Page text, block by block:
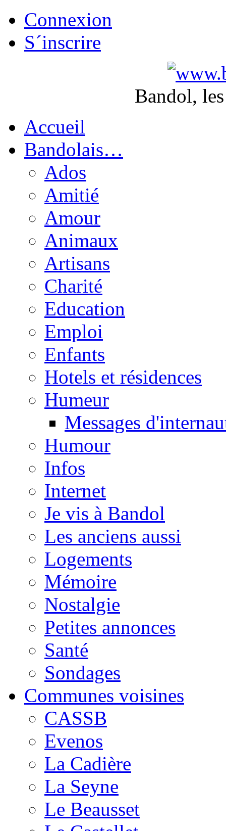
Connexion
S´inscrire
Bandol,
Accueil
Bandolais…
Ados
Amitié
Amour
Animaux
Artisans
Charité
Education
Emploi
Enfants
Hotels et résidences
Humeur
Messages
Humour
Infos
Internet
Je vis à Bandol
Les anciens aussi
Logements
Mémoire
Nostalgie
Petites annonces
Santé
Sondages
Communes voisines
CASSB
Evenos
La Cadière
La Seyne
Le Beausset